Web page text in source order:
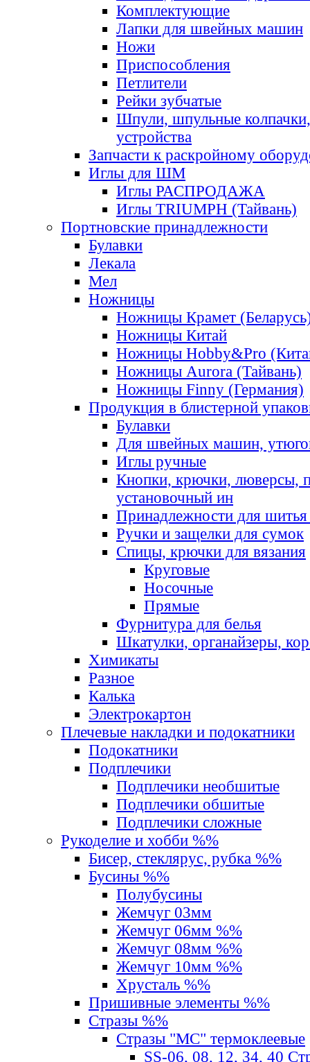
Комплектующие
Лапки для швейных машин
Ножи
Приспособления
Петлители
Рейки зубчатые
Шпули, шпульные
устройства
Запчасти к раскройному
Иглы для ШМ
Иглы РАСПРОДАЖА
Иглы TRIUMPH (Тайвань)
Портновские принадлежности
Булавки
Лекала
Мел
Ножницы
Ножницы Крамет
Ножницы Китай
Ножницы Hobby&Pro
Ножницы Aurora (Тайвань)
Ножницы Finny (Германия)
Продукция в блистерной
Булавки
Для швейных машин,
Иглы ручные
Кнопки, крючки, люверсы,
установочный ин
Принадлежности для шитья
Ручки и защелки для сумок
Спицы, крючки для вязания
Круговые
Носочные
Прямые
Фурнитура для белья
Шкатулки, органайзеры,
Химикаты
Разное
Калька
Электрокартон
Плечевые накладки и подокатники
Подокатники
Подплечики
Подплечики необшитые
Подплечики обшитые
Подплечики сложные
Рукоделие и хобби %%
Бисер, стеклярус, рубка %%
Бусины %%
Полубусины
Жемчуг 03мм
Жемчуг 06мм %%
Жемчуг 08мм %%
Жемчуг 10мм %%
Хрусталь %%
Пришивные элементы %%
Стразы %%
Стразы "MС" термоклеевые
SS-06, 08, 12, 34, 40